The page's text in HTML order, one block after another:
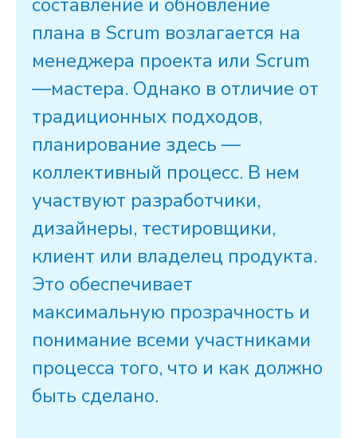
плана в Scrum возлагается на
менеджера проекта или Scrum
—мастера. Однако в отличие от
традиционных подходов,
планирование здесь —
коллективный процесс. В нем
участвуют разработчики,
дизайнеры, тестировщики,
клиент или владелец продукта.
Это обеспечивает
максимальную прозрачность и
понимание всеми участниками
процесса того, что и как должно
быть сделано.